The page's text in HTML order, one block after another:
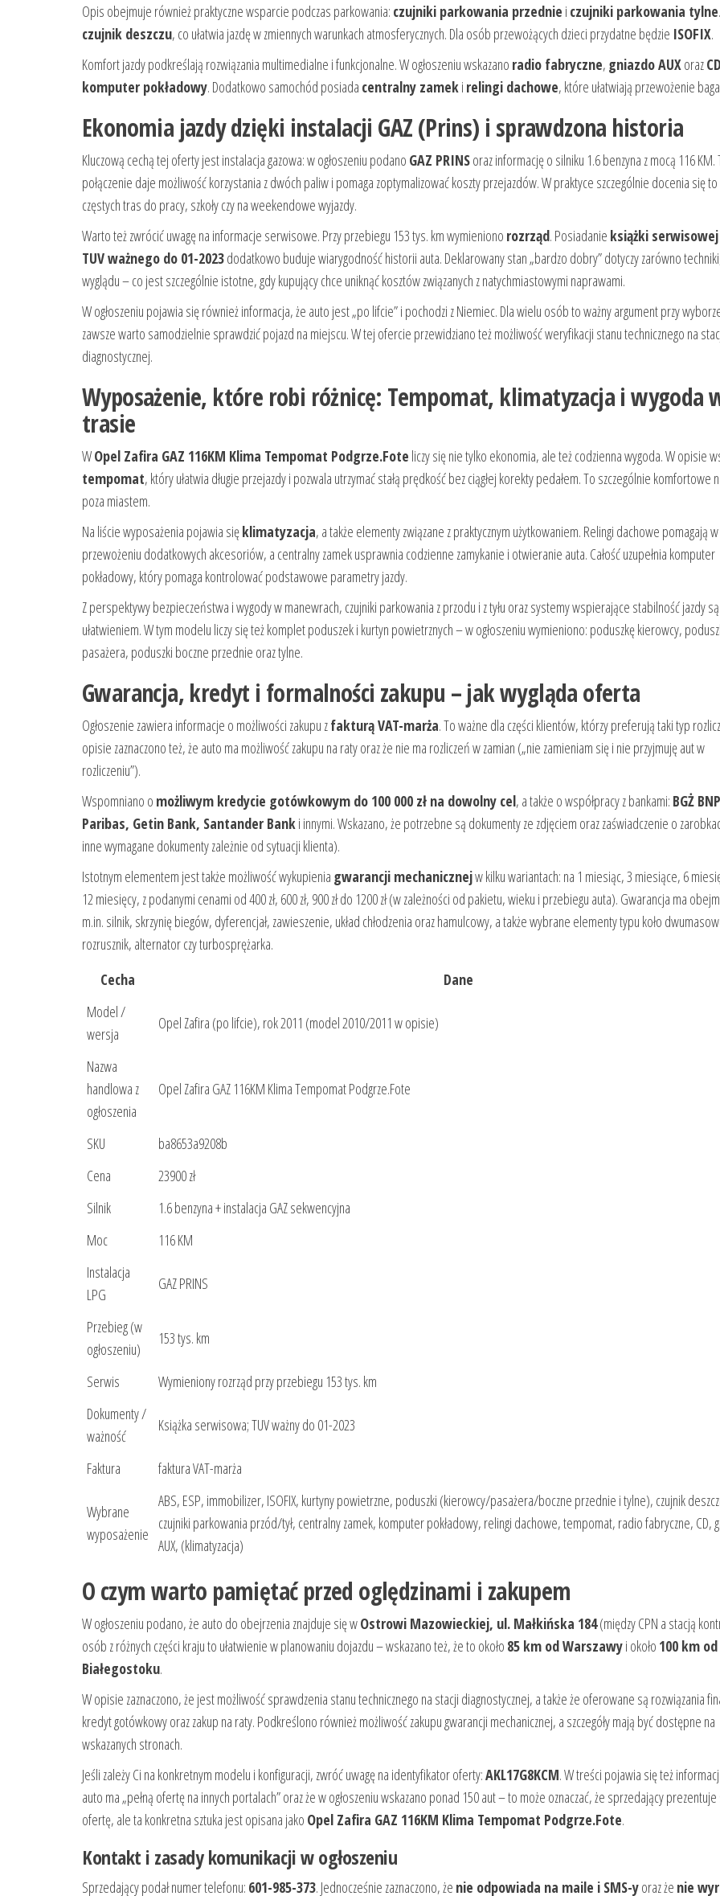
Opis obejmuje również praktyczne wsparcie podczas parkowania: czujniki parkowania przednie i czujniki parkowania tylne
czujnik deszczu, co ułatwia jazdę w zmiennych warunkach atmosferycznych. Dla osób przewożących dzieci przydatne będzie ISOFIX.
Komfort jazdy podkreślają rozwiązania multimedialne i funkcjonalne. W ogłoszeniu wskazano radio fabryczne, gniazdo AUX orazCD
komputer pokładowy. Dodatkowo samochód posiada centralny zamek i relingi dachowe, które ułatwiają przewożenie
Ekonomia jazdy dzięki instalacji GAZ (Prins) i sprawdzona historia
Kluczową cechą tej oferty jest instalacja gazowa: w ogłoszeniu podano GAZ PRINSoraz informację o silniku 1.6 benzyna z mocą 116 KM.
połączenie daje możliwość korzystania z dwóch paliw i pomaga zoptymalizować koszty przejazdów. W praktyce szczególnie docenia się
częstych tras do pracy, szkoły czy na weekendowe wyjazdy.
Warto też zwrócić uwagę na informacje serwisowe. Przy przebiegu 153 tys. km wymieniono rozrząd. Posiadanie książki serwisowej
TUV ważnego do 01-2023dodatkowo buduje wiarygodność historii auta. Deklarowany stan „bardzo dobry” dotyczy zarówno
wyglądu – co jest szczególnie istotne, gdy kupujący chce uniknąć kosztów związanych z natychmiastowymi naprawami.
W ogłoszeniu pojawia się również informacja, że auto jest „po lifcie” i pochodzi z Niemiec. Dla wielu osób to ważny argument przy
zawsze warto samodzielnie sprawdzić pojazd na miejscu. W tej ofercie przewidziano też możliwość weryfikacji stanu technicznego na
diagnostycznej.
Wyposażenie, które robi różnicę: Tempomat, klimatyzacja i wygoda
trasie
WOpel Zafira GAZ 116KM Klima Tempomat Podgrze.Fote liczy się nie tylko ekonomia, ale też codzienna wygoda. W opisie
tempomat, który ułatwia długie przejazdy i pozwala utrzymać stałą prędkość bez ciągłej korekty pedałem. To szczególnie komfortowe
poza miastem.
Na liście wyposażenia pojawia sięklimatyzacja, a także elementy związane z praktycznym użytkowaniem. Relingi dachowe pomagają w
przewożeniu dodatkowych akcesoriów, a centralny zamek usprawnia codzienne zamykanie i otwieranie auta. Całość uzupełnia komputer
pokładowy, który pomaga kontrolować podstawowe parametry jazdy.
Z perspektywy bezpieczeństwa i wygody w manewrach, czujniki parkowania z przodu i z tyłu oraz systemy wspierające stabilność jazdy
ułatwieniem. W tym modelu liczy się też komplet poduszek i kurtyn powietrznych – w ogłoszeniu wymieniono: poduszkę kierowcy,
pasażera, poduszki boczne przednie oraz tylne.
Gwarancja, kredyt i formalności zakupu – jak wygląda oferta
Ogłoszenie zawiera informacje o możliwości zakupu zfakturą VAT-marża. To ważne dla części klientów, którzy preferują taki typ
opisie zaznaczono też, że auto ma możliwość zakupu na raty oraz że nie ma rozliczeń w zamian („nie zamieniam się i nie przyjmuję aut w
rozliczeniu”).
Wspomniano o możliwym kredycie gotówkowym do 100 000 zł na dowolny cel, a także o współpracy z bankami: BGŻ BNP
Paribas, Getin Bank, Santander Bank i innymi. Wskazano, że potrzebne są dokumenty ze zdjęciem oraz zaświadczenie o
inne wymagane dokumenty zależnie od sytuacji klienta).
Istotnym elementem jest także możliwość wykupienia gwarancji mechanicznejw kilku wariantach: na 1 miesiąc, 3 miesiące, 6
12 miesięcy, z podanymi cenami od 400 zł, 600 zł, 900 zł do 1200 zł (w zależności od pakietu, wieku i przebiegu auta). Gwarancja ma
m.in. silnik, skrzynię biegów, dyferencjał, zawieszenie, układ chłodzenia oraz hamulcowy, a także wybrane elementy typu koło
rozrusznik, alternator czy turbosprężarka.
Cecha
Dane
Model /
wersja
Opel Zafira (po lifcie), rok 2011 (model 2010/2011 w opisie)
Nazwa
handlowa z
ogłoszenia
Opel Zafira GAZ 116KM Klima Tempomat Podgrze.Fote
SKU
ba8653a9208b
Cena
23900 zł
Silnik
1.6 benzyna + instalacja GAZ sekwencyjna
Moc
116 KM
Instalacja
LPG
GAZ PRINS
Przebieg (w
ogłoszeniu)
153 tys. km
Serwis
Wymieniony rozrząd przy przebiegu 153 tys. km
Dokumenty /
ważność
Książka serwisowa; TUV ważny do 01-2023
Faktura faktura VAT-marża
Wybrane
wyposażenie
ABS, ESP, immobilizer, ISOFIX, kurtyny powietrzne, poduszki (kierowcy/pasażera/boczne przednie i tylne), czujnik
czujniki parkowania przód/tył, centralny zamek, komputer pokładowy, relingi dachowe, tempomat, radio fabryczne, CD,
AUX, (klimatyzacja)
O czym warto pamiętać przed oględzinami i zakupem
W ogłoszeniu podano, że auto do obejrzenia znajduje się wOstrowi Mazowieckiej, ul. Małkińska 184(między CPN a stacją
osób z różnych części kraju to ułatwienie w planowaniu dojazdu – wskazano też, że to około 85 km od Warszawyi około 100 km od
Białegostoku.
W opisie zaznaczono, że jest możliwość sprawdzenia stanu technicznego na stacji diagnostycznej, a także że oferowane są rozwiązania
kredyt gotówkowy oraz zakup na raty. Podkreślono również możliwość zakupu gwarancji mechanicznej, a szczegóły mają być dostępne na
wskazanych stronach.
Jeśli zależy Ci na konkretnym modelu i konfiguracji, zwróć uwagę na identyfikator oferty:AKL17G8KCM. W treści pojawia się też
auto ma „pełną ofertę na innych portalach” oraz że w ogłoszeniu wskazano ponad 150 aut – to może oznaczać, że sprzedający prezentuje
ofertę, ale ta konkretna sztuka jest opisana jako Opel Zafira GAZ 116KM Klima Tempomat Podgrze.Fote.
Kontakt i zasady komunikacji w ogłoszeniu
Sprzedający podał numer telefonu: 601-985-373. Jednocześnie zaznaczono, że nie odpowiada na maile i SMS-yoraz że nie